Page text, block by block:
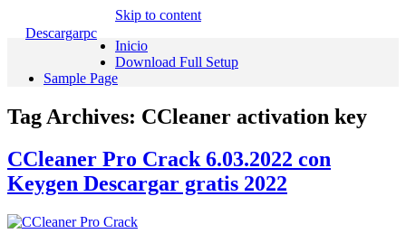
Descargarpc
Skip to content
Inicio
Download Full Setup
Sample Page
Tag Archives: CCleaner activation key
CCleaner Pro Crack 6.03.2022 con
Keygen Descargar gratis 2022